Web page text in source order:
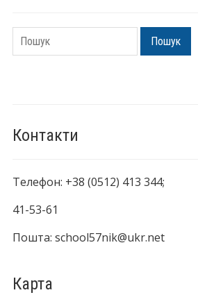
Пошук Пошук
Контакти
Телефон: +38 (0512) 413 344;
41-53-61
Пошта: school57nik@ukr.net
Карта